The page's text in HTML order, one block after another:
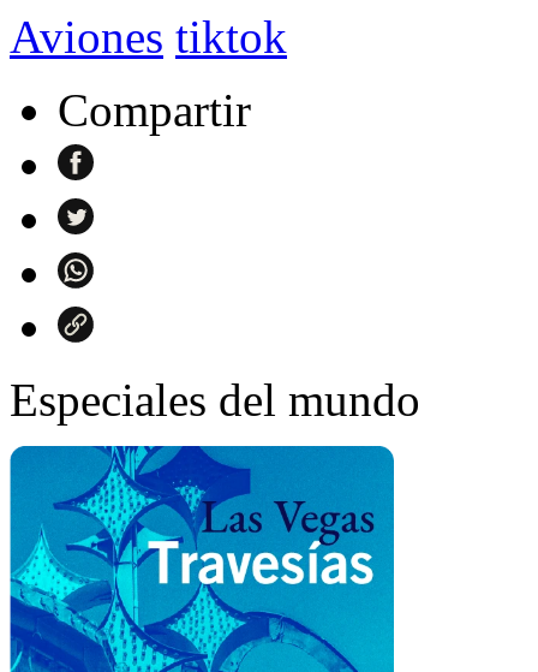
Aviones tiktok
Compartir
Especiales del mundo